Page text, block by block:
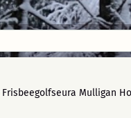
Frisbeegolfseura Mulligan